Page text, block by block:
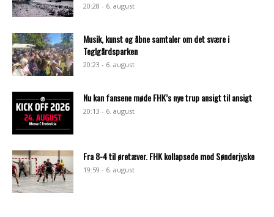
20:28 - 6. august
Musik, kunst og åbne samtaler om det svære i
Teglgårdsparken
20:23 - 6. august
Nu kan fansene møde FHK’s nye trup ansigt til ansigt
20:13 - 6. august
Fra 8-4 til øretæver. FHK kollapsede mod Sønderjyske
19:59 - 6. august